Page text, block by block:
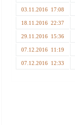
03.11.2016 17:08
18.11.2016 22:37
29.11.2016 15:36
07.12.2016 11:19
07.12.2016 12:33